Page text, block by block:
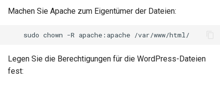
Machen Sie Apache zum Eigentümer der Dateien:
sudo chown -R apache:apache
Legen Sie die Berechtigungen für die WordPress-Dateien
fest: